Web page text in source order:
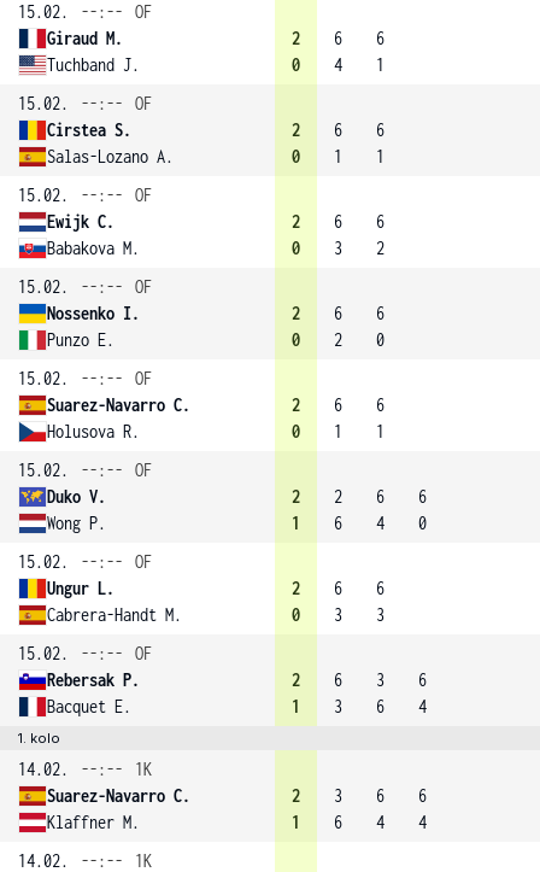
15.02. --:--
OF
Giraud M.
Tuchband J.
2
0
6
4
6
1
15.02.
--:--
OF
Cirstea S.
Salas-Lozano A.
2
0
6
1
6
1
15.02.
--:--
OF
Ewijk C.
Babakova M.
2
0
6
3
6
2
15.02.
--:--
OF
Nossenko I.
Punzo E.
2
0
6
2
6
0
15.02.
--:--
OF
Suarez-Navarro C.
Holusova R.
2
0
6
1
6
1
15.02.
--:--
OF
Duko V.
Wong P.
2
1
2
6
6
4
6
0
15.02.
--:--
OF
Ungur L.
Cabrera-Handt M.
2
0
6
3
6
3
15.02.
--:--
OF
Rebersak P.
Bacquet E.
2
1
6
3
3
6
6
4
1. kolo
14.02. --:--
1K
Suarez-Navarro C.
Klaffner M.
2
1
3
6
6
4
6
4
14.02.
--:--
1K